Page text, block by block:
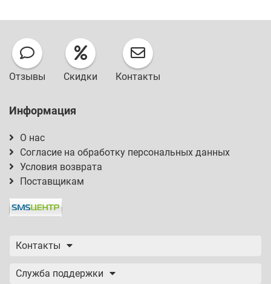
Отзывы Скидки Контакты
Информация
О нас
Согласие на обработку персональных данных
Условия возврата
Поставщикам
Контакты
Служба поддержки